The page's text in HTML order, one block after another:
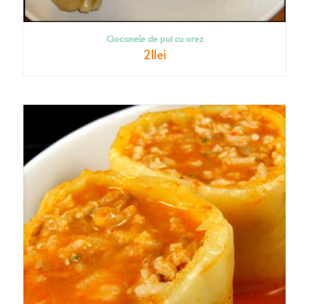
Ciocanele de pui cu orez
21lei